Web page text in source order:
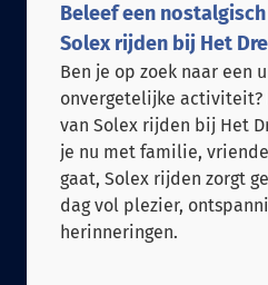
Beleef een
Solex rijden bij Het
Ben je op zoek naar een
onvergetelijke activiteit?
van Solex rijden bij Het
je nu met familie,
gaat, Solex rijden zorgt
dag vol plezier,
herinneringen.